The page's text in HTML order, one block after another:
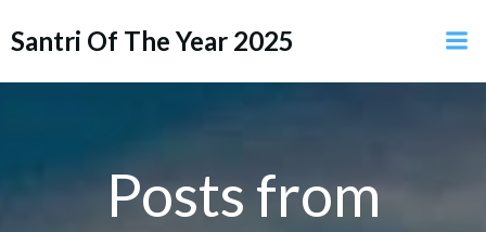
to
Santri Of The Year 2025
Posts from